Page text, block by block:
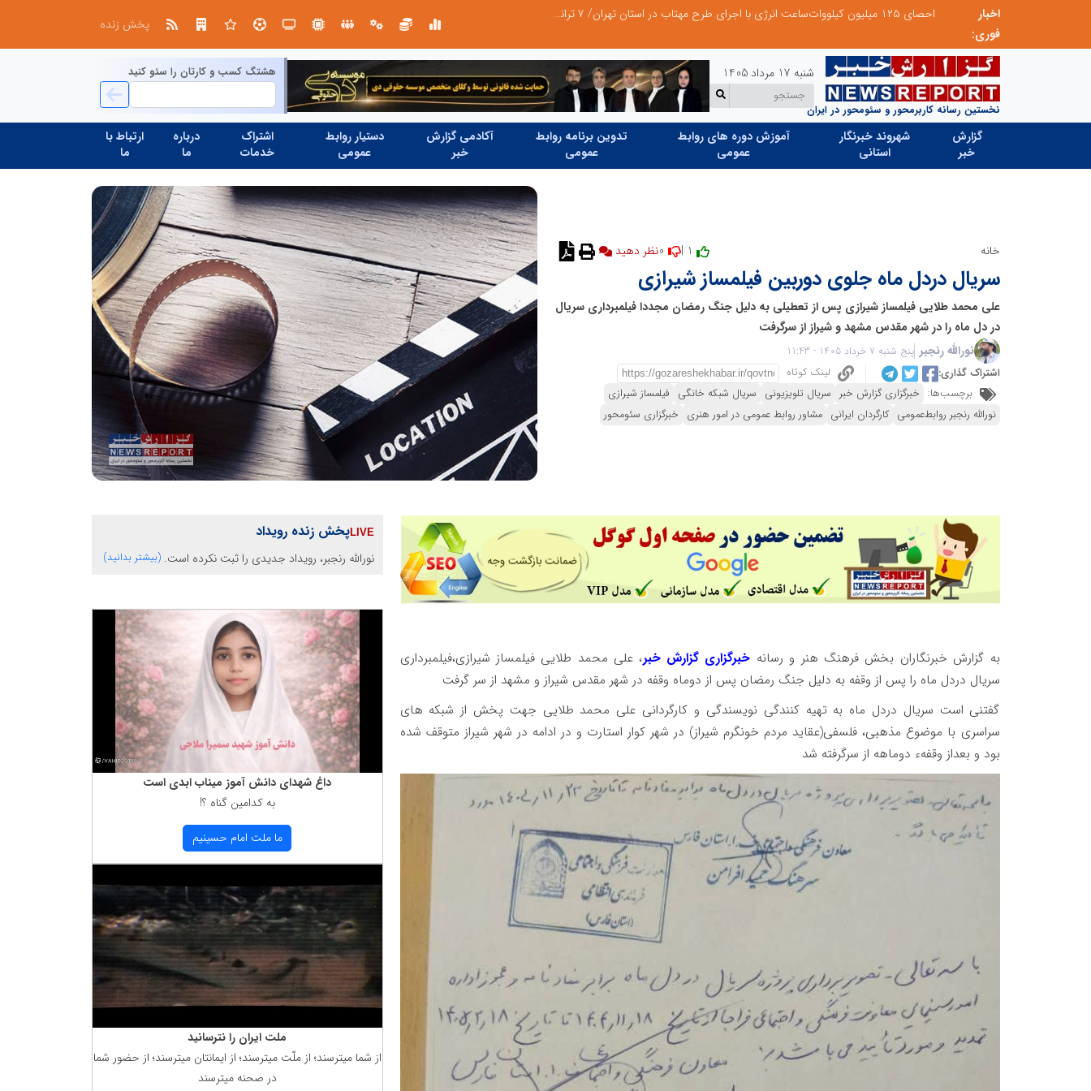
اخبار
فوری:
کاهش ۳ درصدی مصرف برق استان تهران نسبت به سال گذشته
پخش زنده
نخستین رسانه کاربرمحور و سئومحور در ایران
شنبه 17 مرداد 1405 هشتگ کسب و کارتان را سئو کنید
گزارش
خبر
شهروند خبرنگار
استانی
آموزش دوره های روابط
عمومی
تدوین برنامه روابط
عمومی
آکادمی گزارش
خبر
دستیار روابط
عمومی
اشتراک
خدمات
درباره
ما
ارتباط با
ما
خانه نظر دهید
سریال دردل ماه جلوی دوربین فیلمساز شیرازی
علی محمد طلایی فیلمساز شیرازی پس از تعطیلی به دلیل جنگ رمضان مجددا فیلمبرداری سریال
در دل ماه را در شهر مقدس مشهد و شیراز از سرگرفت
نورالله رنجبر پنج شنبه 7 خرداد 1405 - 11:43
اشتراک گذاری:
لینک کوتاه
برچسب‌ها: خبرگزاری گزارش خبر سریال تلویزیونی سریال شبکه خانگی فیلمساز شیرازی
نورالله رنجبر روابط‌عمومی کارگردان ایرانی مشاور روابط عمومی در امور هنری خبرگزاری سئومحور
به گزارش خبرنگاران بخش فرهنگ هنر و رسانه خبرگزاری گزارش خبر، علی محمد طلایی فیلمساز شیرازی،فیلمبرداری
سریال دردل ماه را پس از وقفه به دلیل جنگ رمضان پس از دوماه وقفه در شهر مقدس شیراز و مشهد از سر گرفت
گفتنی است سریال دردل ماه به تهیه کنندگی نویسندگی و کارگردانی علی محمد طلایی جهت پخش از شبکه های
سراسری با موضوع مذهبی، فلسفی(عقاید مردم خونگرم شیراز) در شهر کوار استارت و در ادامه در شهر شیراز متوقف شده
بود و بعداز وقفهء دوماهه از سرگرفته شد
پخش زنده رویداد
نورالله رنجبر، رویداد جدیدی را ثبت نکرده است. (بیشتر بدانید)
داغ شهدای دانش آموز میناب ابدی است
به كدامین گناه ؟!
ما ملت امام حسینیم
ملت ایران را نترسانید
از شما میترسند؛ از ملّت میترسند؛ از ایمانتان میترسند؛ از حضور شما
در صحنه میترسند